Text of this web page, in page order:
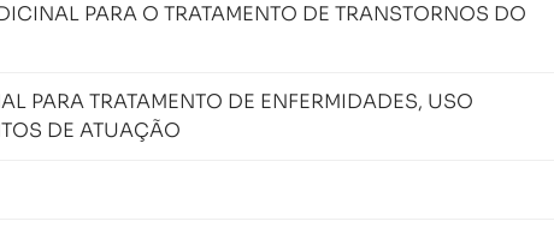
PARA O TRATAMENTO DE TRANSTORNOS DO
PARA TRATAMENTO DE ENFERMIDADES, USO
DE ATUAÇÃO